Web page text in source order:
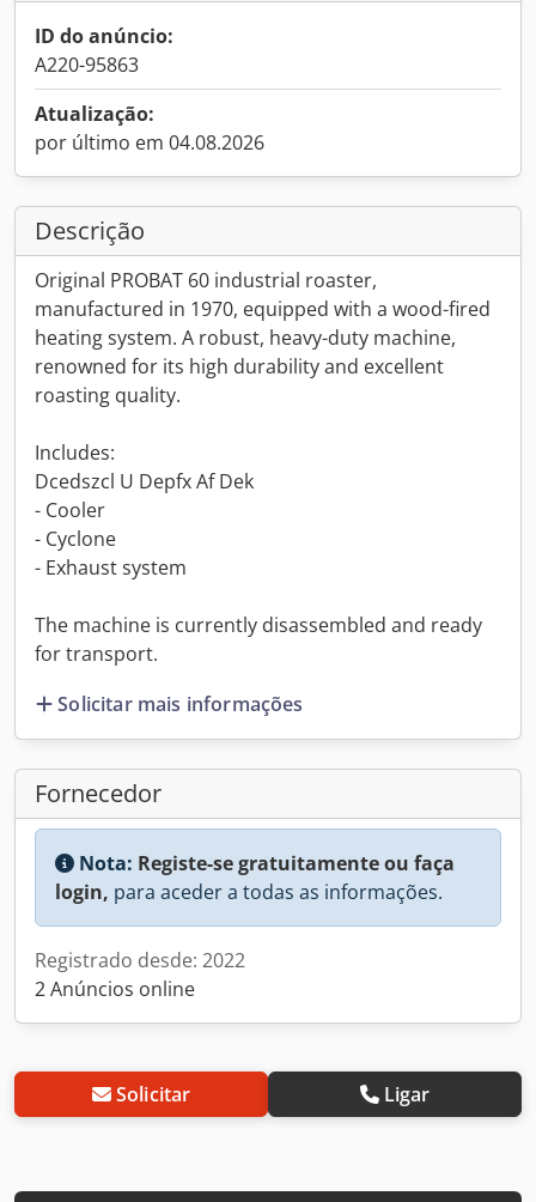
ID do anúncio:
A220-95863
Atualização:
por último em 04.08.2026
Descrição
Original PROBAT 60 industrial roaster,
manufactured in 1970, equipped with a wood-fired
heating system. A robust, heavy-duty machine,
renowned for its high durability and excellent
roasting quality.
Includes:
Dcedszcl U Depfx Af Dek
- Cooler
- Cyclone
- Exhaust system
The machine is currently disassembled and ready
for transport.
Solicitar mais informações
Fornecedor
Nota: Registe-se gratuitamente ou faça
login, para aceder a todas as informações.
Registrado desde: 2022
2 Anúncios online
Solicitar Ligar